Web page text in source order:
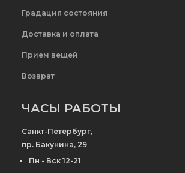
Градация состояния
Доставка и оплата
Прием вещей
Возврат
ЧАСЫ РАБОТЫ
Санкт-Петербург,
пр. Бакунина, 29
Пн - Вск 12-21